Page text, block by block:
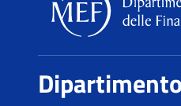
Dipartimento